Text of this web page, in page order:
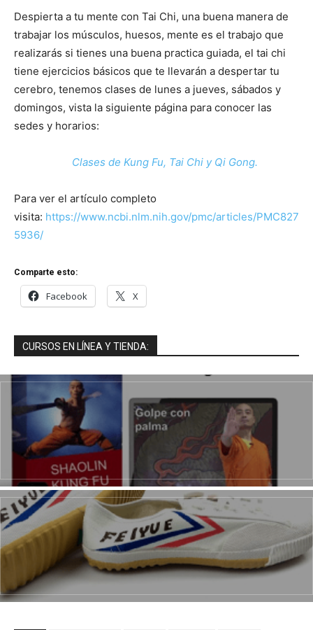
Despierta a tu mente con Tai Chi, una buena manera de
trabajar los músculos, huesos, mente es el trabajo que
realizarás si tienes una buena practica guiada, el tai chi
tiene ejercicios básicos que te llevarán a despertar tu
cerebro, tenemos clases de lunes a jueves, sábados y
domingos, vista la siguiente página para conocer las
sedes y horarios:
Clases de Kung Fu, Tai Chi y Qi Gong.
Para ver el artículo completo
visita: https://www.ncbi.nlm.nih.gov/pmc/articles/PMC827
5936/
Comparte esto:
Facebook X
CURSOS EN LÍNEA Y TIENDA: